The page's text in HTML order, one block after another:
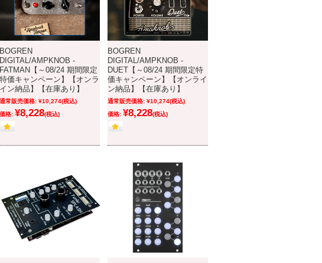
BOGREN
DIGITAL/AMPKNOB -
FATMAN【～08/24 期間限定
特価キャンペーン】【オンラ
イン納品】【在庫あり】
通常販売価格: ¥10,274(税込)
価格: ¥8,228(税込)
BOGREN
DIGITAL/AMPKNOB -
DUET【～08/24 期間限定特
価キャンペーン】【オンライ
ン納品】【在庫あり】
通常販売価格: ¥10,274(税込)
価格: ¥8,228(税込)